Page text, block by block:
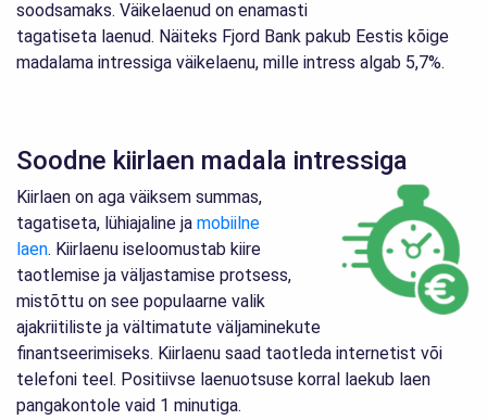
soodsamaks. Väikelaenud on enamasti
tagatiseta laenud. Näiteks Fjord Bank pakub Eestis kõige
madalama intressiga väikelaenu, mille intress algab 5,7%.
Soodne kiirlaen madala intressiga
Kiirlaen on aga väiksem summas,
tagatiseta, lühiajaline ja mobiilne
laen. Kiirlaenu iseloomustab kiire
taotlemise ja väljastamise protsess,
mistõttu on see populaarne valik
ajakriitiliste ja vältimatute väljaminekute
finantseerimiseks. Kiirlaenu saad taotleda internetist või
telefoni teel. Positiivse laenuotsuse korral laekub laen
pangakontole vaid 1 minutiga.